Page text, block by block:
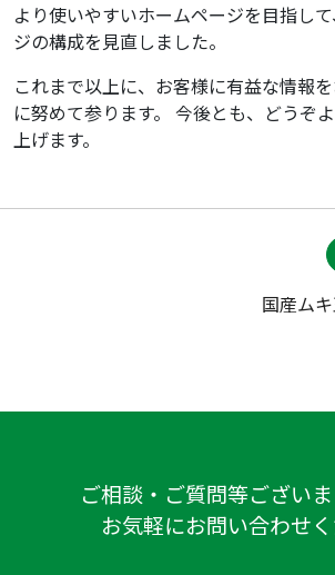
より使いやすいホームページを目指し
ジの構成を見直しました。
これまで以上に、お客様に有益な情報
に努めて参ります。 今後とも、どうぞ
上げます。
ご相談・ご質問等ございま
お気軽にお問い合わせ